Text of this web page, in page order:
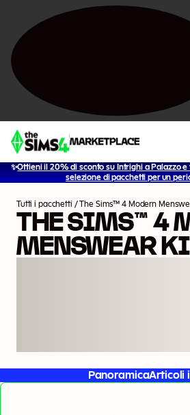
✨Ottieni il 20% di sconto su Intrighi a Palazzo
selezione di pacchetti per un
Tutti i pacchetti /The Sims™ 4 Modern
THE SIMS™ 4
MENSWEAR
PanoramicaArticoli